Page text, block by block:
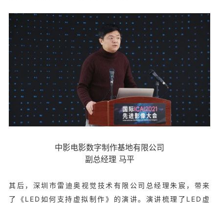
中影电影数字制作基地有限公司
副总经理 马平
其后，深圳市雷迪奥视觉技术有限公司总经理朱宸，带来
了《LED如何支持虚拟制作》的演讲。演讲梳理了LED虚